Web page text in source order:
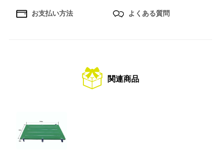
お支払い方法 よくある質問
関連商品